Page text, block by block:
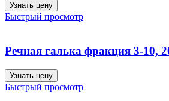
Узнать цену
Быстрый просмотр
Речная галька фракция 3-10,
Узнать цену
Быстрый просмотр